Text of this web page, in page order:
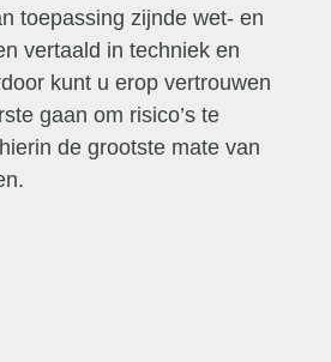
toepassing zijnde wet- en
vertaald in techniek en
kunt u erop vertrouwen
gaan om risico’s te
de grootste mate van